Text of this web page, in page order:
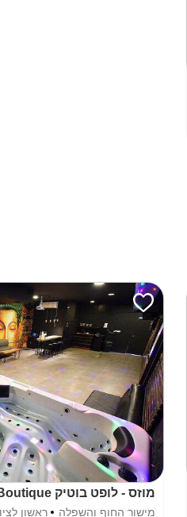
מוזס - לופט בוטיק Moses Loft Boutique
מישור החוף והשפלה ראשון